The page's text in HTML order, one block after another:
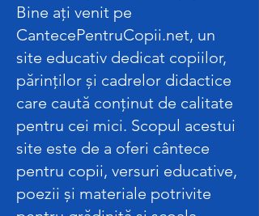
Bine ați venit pe
CantecePentruCopii.net, un
site educativ dedicat copiilor,
părinților și cadrelor didactice
care caută conținut de calitate
pentru cei mici. Scopul acestui
site este de a oferi cântece
pentru copii, versuri educative,
poezii și materiale potrivite